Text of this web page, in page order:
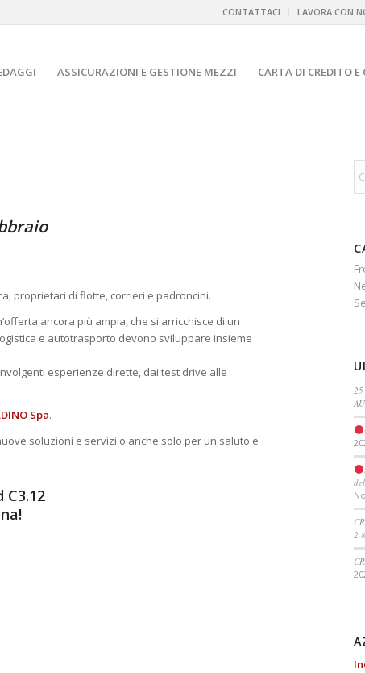
CONTATTACI LAVORA CON
ASSICURAZIONI E GESTIONE MEZZI CARTA DI CREDITO
proprietari di flotte, corrieri e padroncini.
ancora più ampia, che si arricchisce di un
e autotrasporto devono sviluppare insieme
esperienze dirette, dai test drive alle
Spa.
soluzioni e servizi o anche solo per un saluto e
25